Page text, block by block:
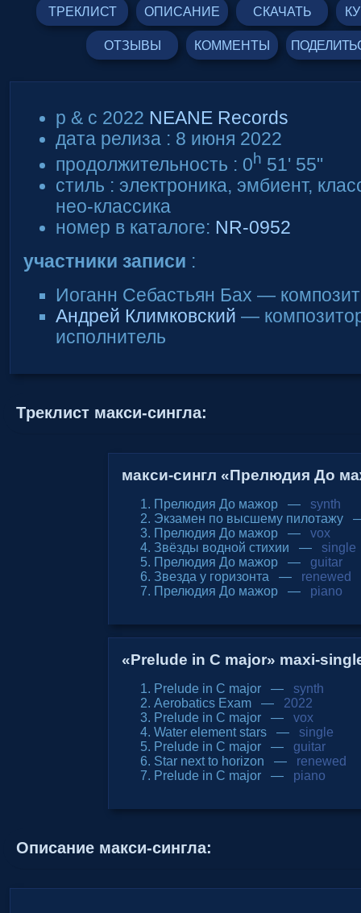
ТРЕКЛИСТ ОПИСАНИЕ СКАЧАТЬ
ОТЗЫВЫ КОММЕНТЫ
p & c 2022 NEANE Records
дата релиза : 8 июня 2022
продолжительность : 0h 51' 55"
стиль : электроника, эмбиент,
нео-классика
номер в каталоге: NR-0952
участники записи :
Иоганн Себастьян Бах —
Андрей Климковский —
исполнитель
Tреклист макси-сингла:
макси-сингл «Прелюдия До
Прелюдия До мажор — synth
Экзамен по высшему
Прелюдия До мажор — vox
Звёзды водной стихии — single
Прелюдия До мажор — guitar
Звезда у горизонта — renewed
Прелюдия До мажор — piano
«Prelude in C major» maxi-
Prelude in C major — synth
Aerobatics Exam — 2022
Prelude in C major — vox
Water element stars — single
Prelude in C major — guitar
Star next to horizon — renewed
Prelude in C major — piano
Описание макси-сингла: